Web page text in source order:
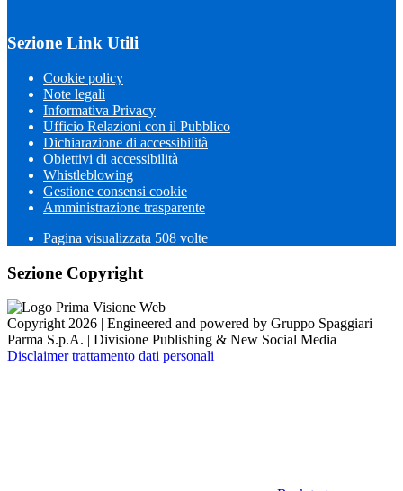
Sezione Link Utili
Cookie policy
Note legali
Informativa Privacy
Ufficio Relazioni con il Pubblico
Dichiarazione di accessibilità
Obiettivi di accessibilità
Whistleblowing
Gestione consensi cookie
Amministrazione trasparente
Pagina visualizzata 508 volte
Sezione Copyright
Copyright 2026 | Engineered and powered by Gruppo Spaggiari
Parma S.p.A. | Divisione Publishing & New Social Media
Disclaimer trattamento dati personali